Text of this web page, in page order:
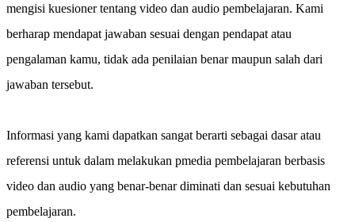
mengisi kuesioner tentang video dan audio pembelajaran. Kami
berharap mendapat jawaban sesuai dengan pendapat atau
pengalaman kamu, tidak ada penilaian benar maupun salah dari
jawaban tersebut.
Informasi yang kami dapatkan sangat berarti sebagai dasar atau
referensi untuk dalam melakukan pmedia pembelajaran berbasis
video dan audio yang benar-benar diminati dan sesuai kebutuhan
pembelajaran.